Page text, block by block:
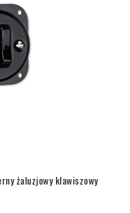
żaluzjowy klawiszowy